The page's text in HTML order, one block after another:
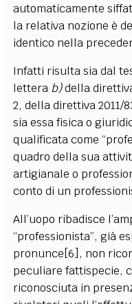
automaticamente
la relativa nozione è
identico nella
Infatti risulta sia dal
lettera b)della
2, della direttiva 2011/
sia essa fisica o
qualificata come
quadro della sua
artigianale o
conto di un
All’uopo ribadisce
“professionista”, già
pronunce[6], non
peculiare fattispecie,
riconosciuta in